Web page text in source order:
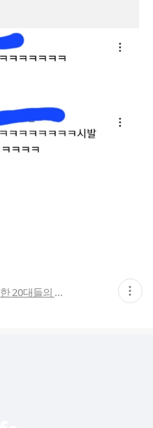
＊여성시대＊ 차분한 20대들의 알흠다운 공간 현
재